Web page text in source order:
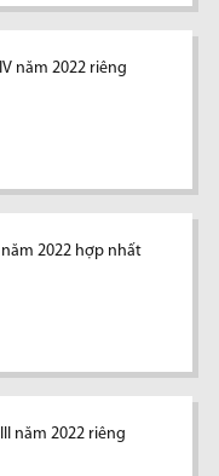
năm 2022 riêng
2022 hợp nhất
năm 2022 riêng